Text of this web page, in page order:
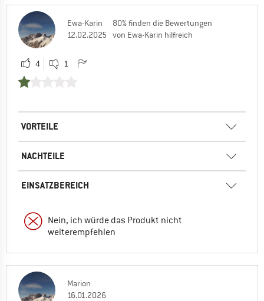
Ewa-Karin
12.02.2025
80% finden die Bewertungen
von Ewa-Karin hilfreich
4 1
VORTEILE
NACHTEILE
EINSATZBEREICH
Nein, ich würde das Produkt nicht
weiterempfehlen
Marion
16.01.2026